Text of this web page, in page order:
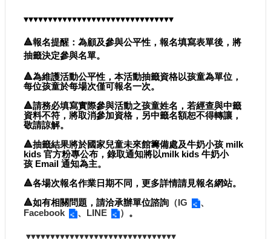
▾▾▾▾▾▾▾▾▾▾▾▾▾▾▾▾▾▾▾▾▾▾▾▾▾▾▾▾▾▾▾
🔺報名提醒：為顧及參與公平性，報名填寫表單後，將
抽籤決定參與名單。
🔺為維護活動公平性，本活動抽籤資格以孩童為單位，
每位孩童於每場次僅可報名一次。
🔺請務必填寫實際參與活動之孩童姓名，若經查與中籤
資料不符，將取消參加資格，另中籤名額恕不得轉讓，
敬請諒解。
🔺抽籤結果將於國家兒童未來館籌備處及牛奶小孩 milk
kids 官方粉專公布，錄取通知將以milk kids 牛奶小
孩 Email 通知為主。
🔺各場次報名作業日期不同，更多詳情請見報名網站。
🔺如有相關問題，請洽承辦單位諮詢 （IG
、
Facebook
、 LINE ） 。
▾▾▾▾▾▾▾▾▾▾▾▾▾▾▾▾▾▾▾▾▾▾▾▾▾▾▾▾▾▾▾